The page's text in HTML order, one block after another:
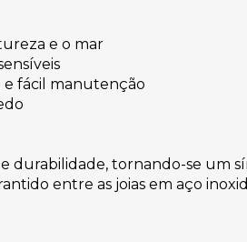
e o mar
fácil manutenção
durabilidade, tornando-se um
entre as joias em aço